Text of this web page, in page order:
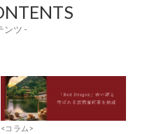
ンツ -
<コラム>